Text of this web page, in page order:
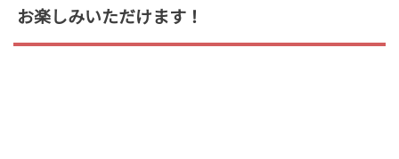
お楽しみいただけます！